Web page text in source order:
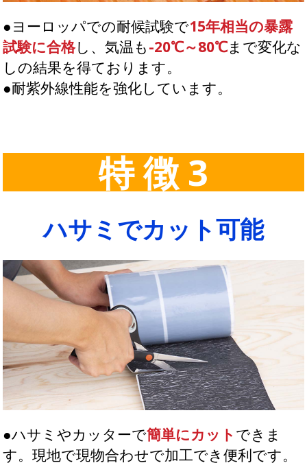
●ヨーロッパでの耐候試験で15年相当の暴露
試験に合格し、気温も-20℃～80℃まで変化な
しの結果を得ております。
●耐紫外線性能を強化しています。
特 徴 3
ハサミでカット可能
●ハサミやカッターで簡単にカット できま
す。現地で現物合わせで加工でき便利です。